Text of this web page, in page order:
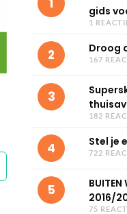
gids
1
2 Droog
167
3
182
4 Stel je
722
5
BUITEN
2016/
75